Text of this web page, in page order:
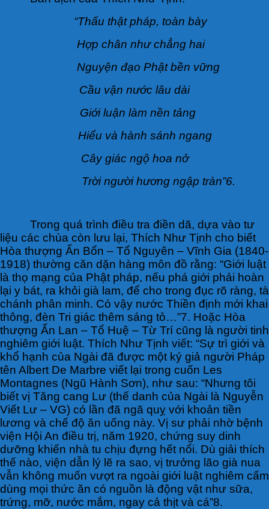
“Thấu thật pháp, toàn bày
Hợp chân như chẳng hai
Nguyện đạo Phật bền vững
Cầu vận nước lâu dài
Giới luận làm nền tảng
Hiểu và hành sánh ngang
Cây giác ngộ hoa nở
Trời người hương ngập tràn”6.
Trong quá trình điều tra điền dã, dựa vào tư
liệu các chùa còn lưu lại, Thích Như Tịnh cho biết
Hòa thượng Ấn Bổn – Tổ Nguyên – Vĩnh Gia (1840-
1918) thường căn dặn hàng môn đồ rằng: “Giới luật
là thọ mạng của Phật pháp, nếu phá giới phải hoàn
lại y bát, ra khỏi già lam, để cho trong đục rõ ràng, tà
chánh phân minh. Có vậy nước Thiền định mới khai
thông, đèn Tri giác thêm sáng tỏ…”7. Hoặc Hòa
thượng Ấn Lan – Tổ Huệ – Từ Trí cũng là người tinh
nghiêm giới luật. Thích Như Tịnh viết: “Sự trì giới và
khổ hạnh của Ngài đã được một ký giả người Pháp
tên Albert De Marbre viết lại trong cuốn Les
Montagnes (Ngũ Hành Sơn), như sau: “Nhưng tôi
biết vị Tăng cang Lư (thế danh của Ngài là Nguyễn
Viết Lư – VG) có lần đã ngã quỵ với khoản tiền
lương và chế độ ăn uống này. Vị sư phải nhờ bệnh
viện Hội An điều trị, năm 1920, chứng suy dinh
dưỡng khiến nhà tu chịu đựng hết nổi. Dù giải thích
thế nào, viện dẫn lý lẽ ra sao, vị trưởng lão già nua
vẫn không muốn vượt ra ngoài giới luật nghiêm cấm
dùng mọi thức ăn có nguồn là động vật như sữa,
trứng, mỡ, nước mắm, ngay cả thịt và cá”8.